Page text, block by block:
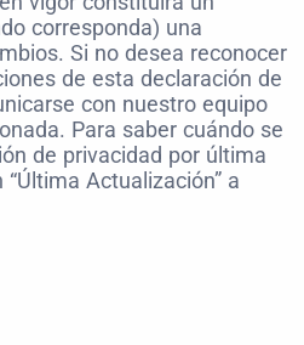
corresponda) una
Si no desea reconocer
de esta declaración de
con nuestro equipo
Para saber cuándo se
de privacidad por última
Actualización” a